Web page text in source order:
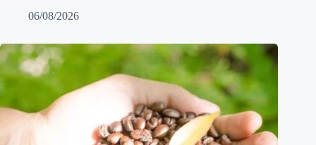
06/08/2026